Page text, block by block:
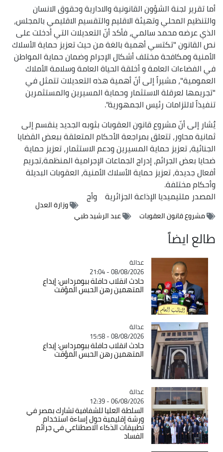
أما تقرير لجنة الشؤون القانونية والادارية وحقوق الانسان
والتنظيم المحلي وتهيئة الاقليم والتقسيم الاقليمي بالمجلس،
الذي عرضه محمد سالمي، فأكد أنّ التعديلات التي أدخلت على
نص القانون "تكتسي أهمية بالغة من حيث تعزيز حماية الأسلاك
الأمنية ومكافحة مختلف أشكال الإجرام وضمان حماية المواطن
في الفضاءات العامة و أخلقة الحياة العامة وسلامة الأملاك
العمومية"، مشيراً إلى أنّ أهمية هذه التعديلات تتمثل في
"تجريمها لعرقلة الاستثمار وحماية المسيرين والمستثمرين
تنفيذاً لالتزامات رئيس الجمهورية".
يٌشار إلى أنّ مشروع قانون العقوبات بثوبه الجديد ينقسم إلى
ثمانية محاور، تتعلق بمراجعة الأحكام المتعلقة ببعض القضايا
الجنائية، تعزيز حماية المسيرين ودعم الاستثمار، تعزيز حماية
ضحايا بعض الجرائم، إدراج الجماعات الإجرامية المنظمة،تجريم
أفعال جديدة، تعزيز حماية الأسلاك الأمنية، العقوبات البديلة
وأحكام مختلفة.
المصدرملتيميديا الإذاعة الجزائرية وأج
وزارة العدل
مشروع قانون العقوبات
عبد الرشيد طبي
طالع ايضاً
Catégorie
عدالة
08/08/2026 - 21:04
حادث انقلاب حافلة ببومرداس: إيداع
المتهمين رهن الحبس المؤقت
Catégorie
عدالة
08/08/2026 - 15:58
حادث انقلاب حافلة ببومرداس: إيداع
المتهمين رهن الحبس المؤقت
Catégorie
عدالة
06/08/2026 - 12:39
السلطة العليا للشفافية تشارك بمصر في
ورشة إقليمية حول إساءة استخدام
تطبيقات الذكاء الاصطناعي في جرائم
الفساد